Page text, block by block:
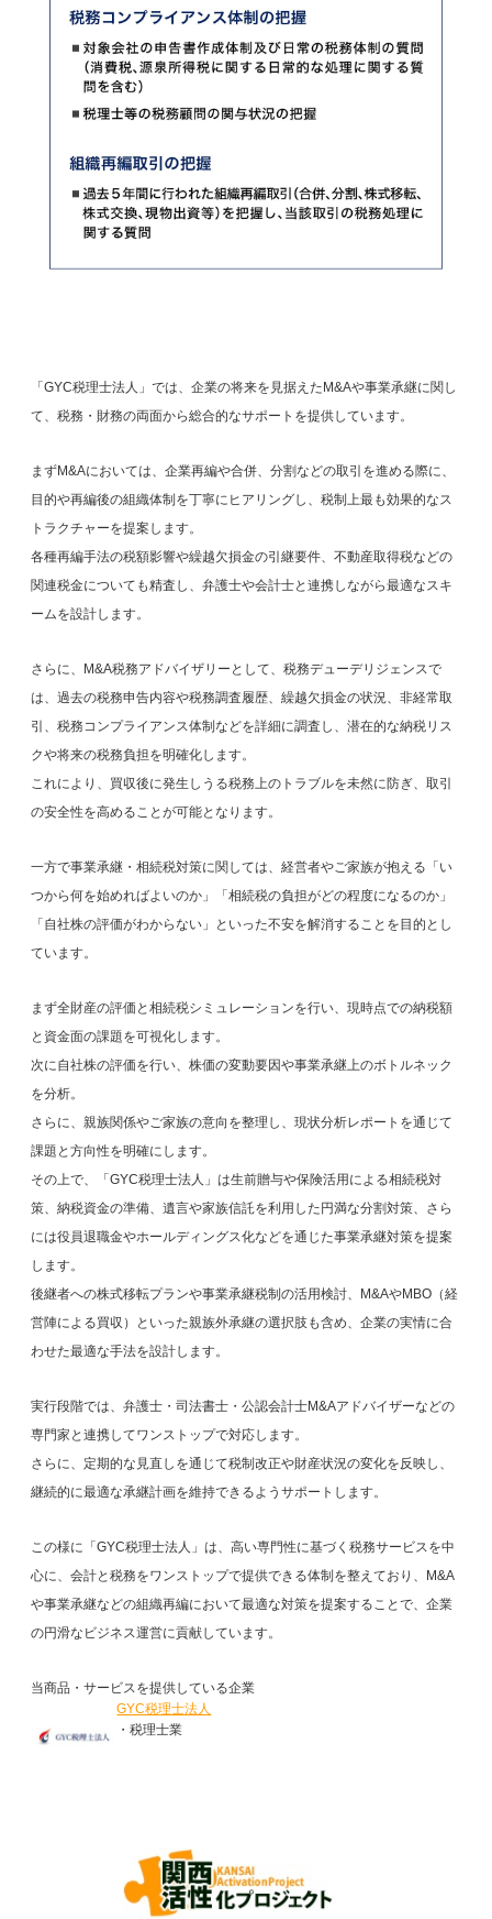
「GYC税理士法人」では、企業の将来を見据えたM&Aや事業承継に関し
て、税務・財務の両面から総合的なサポートを提供しています。
まずM&Aにおいては、企業再編や合併、分割などの取引を進める際に、
目的や再編後の組織体制を丁寧にヒアリングし、税制上最も効果的なス
トラクチャーを提案します。
各種再編手法の税額影響や繰越欠損金の引継要件、不動産取得税などの
関連税金についても精査し、弁護士や会計士と連携しながら最適なスキ
ームを設計します。
さらに、M&A税務アドバイザリーとして、税務デューデリジェンスで
は、過去の税務申告内容や税務調査履歴、繰越欠損金の状況、非経常取
引、税務コンプライアンス体制などを詳細に調査し、潜在的な納税リス
クや将来の税務負担を明確化します。
これにより、買収後に発生しうる税務上のトラブルを未然に防ぎ、取引
の安全性を高めることが可能となります。
一方で事業承継・相続税対策に関しては、経営者やご家族が抱える「い
つから何を始めればよいのか」「相続税の負担がどの程度になるのか」
「自社株の評価がわからない」といった不安を解消することを目的とし
ています。
まず全財産の評価と相続税シミュレーションを行い、現時点での納税額
と資金面の課題を可視化します。
次に自社株の評価を行い、株価の変動要因や事業承継上のボトルネック
を分析。
さらに、親族関係やご家族の意向を整理し、現状分析レポートを通じて
課題と方向性を明確にします。
その上で、「GYC税理士法人」は生前贈与や保険活用による相続税対
策、納税資金の準備、遺言や家族信託を利用した円満な分割対策、さら
には役員退職金やホールディングス化などを通じた事業承継対策を提案
します。
後継者への株式移転プランや事業承継税制の活用検討、M&AやMBO（経
営陣による買収）といった親族外承継の選択肢も含め、企業の実情に合
わせた最適な手法を設計します。
実行段階では、弁護士・司法書士・公認会計士M&Aアドバイザーなどの
専門家と連携してワンストップで対応します。
さらに、定期的な見直しを通じて税制改正や財産状況の変化を反映し、
継続的に最適な承継計画を維持できるようサポートします。
この様に「GYC税理士法人」は、高い専門性に基づく税務サービスを中
心に、会計と税務をワンストップで提供できる体制を整えており、M&A
や事業承継などの組織再編において最適な対策を提案することで、企業
の円滑なビジネス運営に貢献しています。
当商品・サービスを提供している企業
GYC税理士法人
・税理士業